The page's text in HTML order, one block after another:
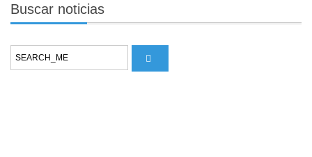
Buscar noticias